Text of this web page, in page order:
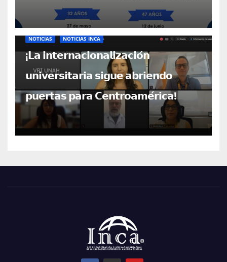
NOTICIAS NOTICIAS INCA
¡𝗟𝗮 𝗶𝗻𝘁𝗲𝗿𝗻𝗮𝗰𝗶𝗼𝗻𝗮𝗹𝗶𝘇𝗮𝗰𝗶𝗼́𝗻
𝘂𝗻𝗶𝘃𝗲𝗿𝘀𝗶𝘁𝗮𝗿𝗶𝗮 𝘀𝗶𝗴𝘂𝗲 𝗮𝗯𝗿𝗶𝗲𝗻𝗱𝗼
𝗽𝘂𝗲𝗿𝘁𝗮𝘀 𝗽𝗮𝗿𝗮 𝗖𝗲𝗻𝘁𝗿𝗼𝗮𝗺𝗲́𝗿𝗶𝗰𝗮!